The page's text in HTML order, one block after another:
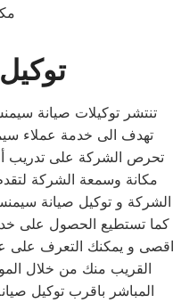
تنتشر توكيلات صيانة
تهدف الى خدمة عملاء
تحرص الشركة على تدريب
مكانة وسمعة الشركة
الشركة و توكيل صيانة
اقصى و يمكنك التعرف على
القريب منك من خلال
المباشر باقرب توكيل